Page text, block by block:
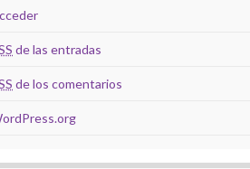
de las entradas
de los comentarios